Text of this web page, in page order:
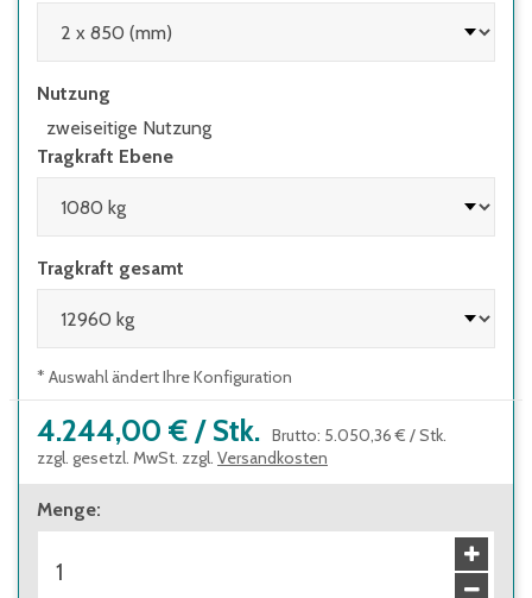
Nutzung
zweiseitige Nutzung
Tragkraft Ebene
Tragkraft gesamt
* Auswahl ändert Ihre Konfiguration
4.244,00 € / Stk. Brutto: 5.050,36 € /Stk.
zzgl. gesetzl. MwSt. zzgl. Versandkosten
Menge: